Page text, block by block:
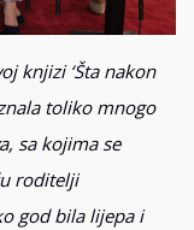
knjizi ‘Šta nakon
toliko mnogo
sa kojima se
roditelji
god bila lijepa i